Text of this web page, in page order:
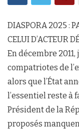
DIASPORA 2025 :
CELUI D’ACTEUR
En décembre
compatriotes de
alors que l’État
l’essentiel reste à
Président de la
proposés